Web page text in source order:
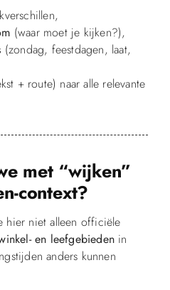
(waar moet je kijken?),
(zondag, feestdagen, laat,
+ route) naar alle relevante
met “wijken”
context?
hier niet alleen officiële
en leefgebiedenin
anders kunnen